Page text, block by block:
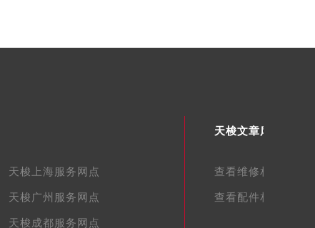
天梭上海服务网点
天梭广州服务网点
天梭成都服务网点
天梭文章库
查看维修相关文章
查看配件相关文章